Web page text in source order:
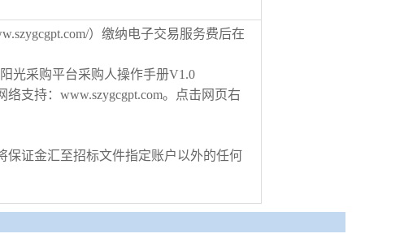
）缴纳电子交易服务费后在
光采购平台采购人操作手册V1.0
支持：www.szygcgpt.com。点击网页右
保证金汇至招标文件指定账户以外的任何